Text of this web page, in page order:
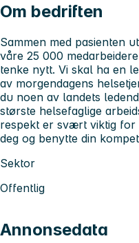
Om bedriften
Sammen med pasienten
våre 25 000
tenke nytt. Vi skal ha en
av morgendagens
du noen av landets
største helsefaglige
respekt er svært viktig for
deg og benytte din
Sektor
Offentlig
Annonsedata